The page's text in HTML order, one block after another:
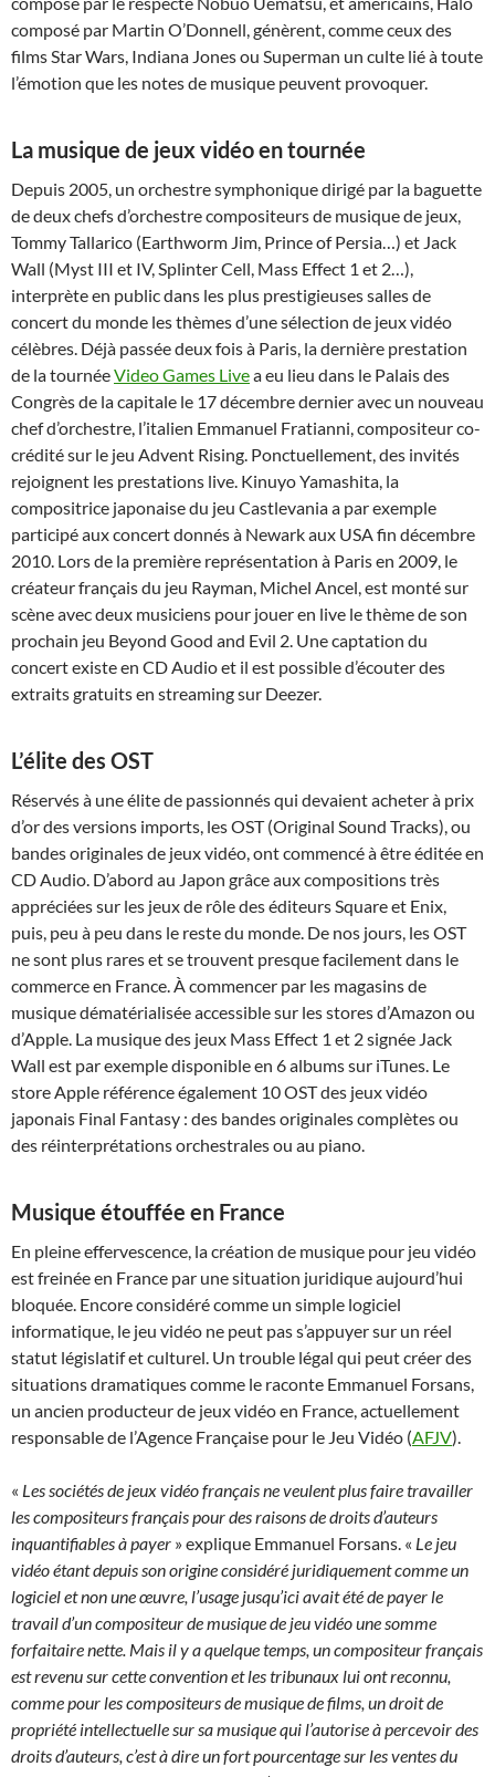
composé par Martin O’Donnell, génèrent, comme ceux des
films Star Wars, Indiana Jones ou Superman un culte lié à toute
l’émotion que les notes de musique peuvent provoquer.
La musique de jeux vidéo en tournée
Depuis 2005, un orchestre symphonique dirigé par la baguette
de deux chefs d’orchestre compositeurs de musique de jeux,
Tommy Tallarico (Earthworm Jim, Prince of Persia…) et Jack
Wall (Myst III et IV, Splinter Cell, Mass Effect 1 et 2…),
interprète en public dans les plus prestigieuses salles de
concert du monde les thèmes d’une sélection de jeux vidéo
célèbres. Déjà passée deux fois à Paris, la dernière prestation
de la tournéeVideo Games Livea eu lieu dans le Palais des
Congrès de la capitale le 17 décembre dernier avec un nouveau
chef d’orchestre, l’italien Emmanuel Fratianni, compositeur co-
crédité sur le jeu Advent Rising. Ponctuellement, des invités
rejoignent les prestations live. Kinuyo Yamashita, la
compositrice japonaise du jeu Castlevania a par exemple
participé aux concert donnés à Newark aux USA fin décembre
2010. Lors de la première représentation à Paris en 2009, le
créateur français du jeu Rayman, Michel Ancel, est monté sur
scène avec deux musiciens pour jouer en live le thème de son
prochain jeu Beyond Good and Evil 2. Une captation du
concert existe en CD Audio et il est possible d’écouter des
extraits gratuits en streaming sur Deezer.
L’élite des OST
Réservés à une élite de passionnés qui devaient acheter à prix
d’or des versions imports, les OST (Original Sound Tracks), ou
bandes originales de jeux vidéo, ont commencé à être éditée en
CD Audio. D’abord au Japon grâce aux compositions très
appréciées sur les jeux de rôle des éditeurs Square et Enix,
puis, peu à peu dans le reste du monde. De nos jours, les OST
ne sont plus rares et se trouvent presque facilement dans le
commerce en France. À commencer par les magasins de
musique dématérialisée accessible sur les stores d’Amazon ou
d’Apple. La musique des jeux Mass Effect 1 et 2 signée Jack
Wall est par exemple disponible en 6 albums sur iTunes. Le
store Apple référence également 10 OST des jeux vidéo
japonais Final Fantasy : des bandes originales complètes ou
des réinterprétations orchestrales ou au piano.
Musique étouffée en France
En pleine effervescence, la création de musique pour jeu vidéo
est freinée en France par une situation juridique aujourd’hui
bloquée. Encore considéré comme un simple logiciel
informatique, le jeu vidéo ne peut pas s’appuyer sur un réel
statut législatif et culturel. Un trouble légal qui peut créer des
situations dramatiques comme le raconte Emmanuel Forsans,
un ancien producteur de jeux vidéo en France, actuellement
responsable de l’Agence Française pour le Jeu Vidéo (AFJV).
« Les sociétés de jeux vidéo français ne veulent plus faire travailler
les compositeurs français pour des raisons de droits d’auteurs
inquantifiables à payer » explique Emmanuel Forsans. « Le jeu
vidéo étant depuis son origine considéré juridiquement comme un
logiciel et non une œuvre, l’usage jusqu’ici avait été de payer le
travail d’un compositeur de musique de jeu vidéo une somme
forfaitaire nette. Mais il y a quelque temps, un compositeur français
est revenu sur cette convention et les tribunaux lui ont reconnu,
comme pour les compositeurs de musique de films, un droit de
propriété intellectuelle sur sa musique qui l’autorise à percevoir des
droits d’auteurs, c’est à dire un fort pourcentage sur les ventes du